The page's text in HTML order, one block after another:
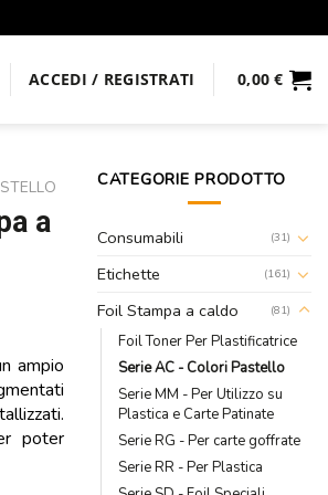
ACCEDI / REGISTRATI 0,00€
a
ampio
poter
CATEGORIE PRODOTTO
Consumabili (31)
Etichette (161)
Foil Stampa a caldo (81)
Foil Toner Per Plastificatrice
Serie AC - Colori Pastello
Serie MM - Per Utilizzo su
Plastica e Carte Patinate
Serie RG - Per carte goffrate
Serie RR - Per Plastica